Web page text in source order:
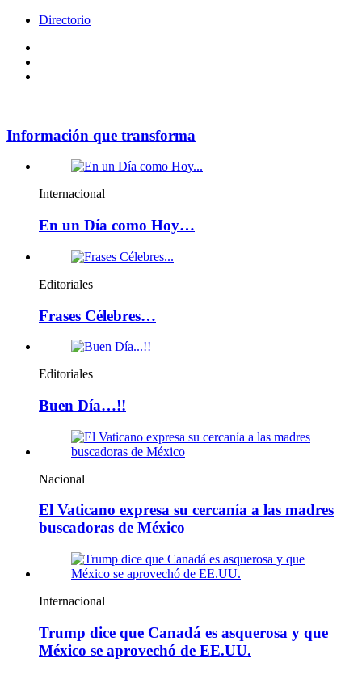
Directorio
Información que transforma
Internacional
En un Día como Hoy…
Editoriales
Frases Célebres…
Editoriales
Buen Día…!!
Nacional
El Vaticano expresa su cercanía a las madres
buscadoras de México
Internacional
Trump dice que Canadá es asquerosa y que
México se aprovechó de EE.UU.